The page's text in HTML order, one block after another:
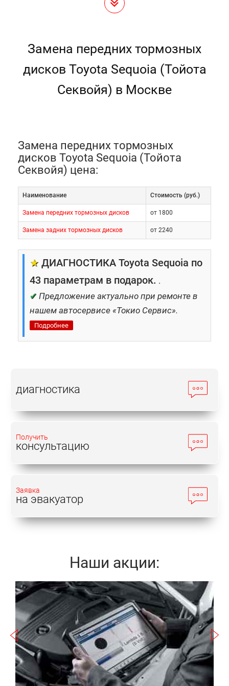
Замена передних тормозных
дисков Toyota Sequoia (Тойота
Секвойя) в Москве
Замена передних тормозных
дисков Toyota Sequoia (Тойота
Секвойя) цена:
Наименование Cтоимость (руб.)
Замена передних тормозных дисков от 1800
Замена задних тормозных дисков от 2240
★ ДИАГНОСТИКА Toyota Sequoia по
43 параметрам в подарок. .
✔ Предложение актуально при ремонте в
нашем автосервисе «Токио Сервис».
Подробнее
диагностика
Получить
консультацию
Заявка
на эвакуатор
Наши акции:
Записаться